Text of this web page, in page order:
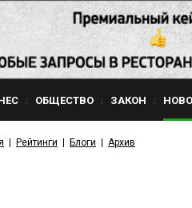
ОБЩЕСТВО ЗАКОН
Рейтинги Блоги Архив